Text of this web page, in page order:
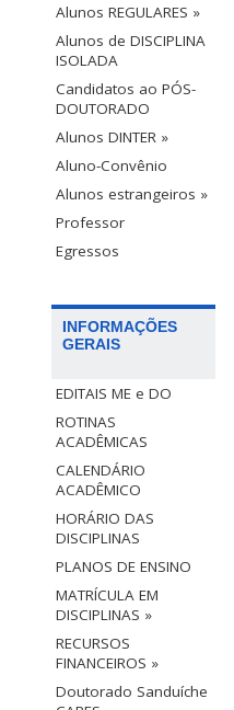
Alunos REGULARES »
Alunos de DISCIPLINA
ISOLADA
Candidatos ao PÓS-
DOUTORADO
Alunos DINTER »
Aluno-Convênio
Alunos estrangeiros »
Professor
Egressos
INFORMAÇÕES
GERAIS
EDITAIS ME e DO
ROTINAS
ACADÊMICAS
CALENDÁRIO
ACADÊMICO
HORÁRIO DAS
DISCIPLINAS
PLANOS DE ENSINO
MATRÍCULA EM
DISCIPLINAS »
RECURSOS
FINANCEIROS »
Doutorado Sanduíche